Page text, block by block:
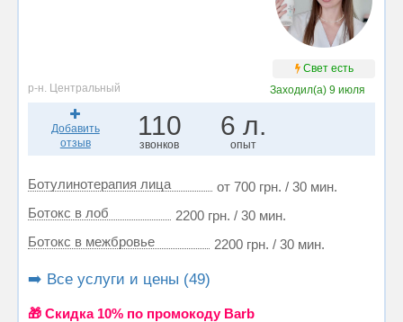
Свет есть
р-н. Центральный
Заходил(а) 9 июля
Добавить
отзыв
110
звонков
6 л.
опыт
Ботулинотерапия лица
от 700 грн. / 30 мин.
Ботокс в лоб
2200 грн. / 30 мин.
Ботокс в межбровье
2200 грн. / 30 мин.
➡️ Все услуги и цены (49)
🎁 Cкидка 10% по промокоду Barb